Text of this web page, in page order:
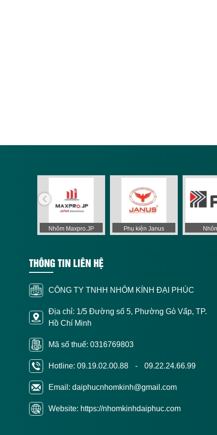
Nhôm Maxpro.JP Phụ kiện Janus
THÔNG TIN LIÊN HỆ
CÔNG TY TNHH NHÔM KÍNH ĐẠI PHÚC
Địa chỉ: 1/5 Đường số 5, Phường Gò Vấp, TP.
Hồ Chí Minh
Mã số thuế: 0316769803
Hotline: 09.19.02.00.88 - 09.22.24.66.99
Email: daiphucnhomkinh@gmail.com
Website: https://nhomkinhdaiphuc.com